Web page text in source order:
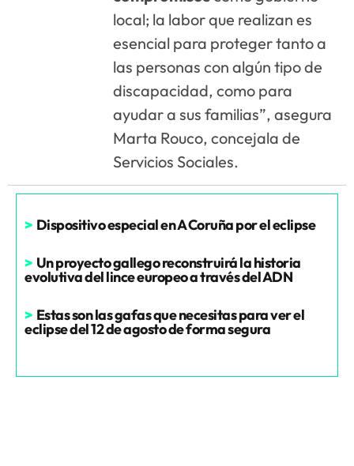
local; la labor que realizan es
esencial para proteger tanto a
las personas con algún tipo de
discapacidad, como para
ayudar a sus familias”, asegura
Marta Rouco, concejala de
Servicios Sociales.
> Dispositivo especial en A Coruña por el eclipse
> Un proyecto gallego reconstruirá la historia
evolutiva del lince europeo a través del ADN
> Estas son las gafas que necesitas para ver el
eclipse del 12 de agosto de forma segura